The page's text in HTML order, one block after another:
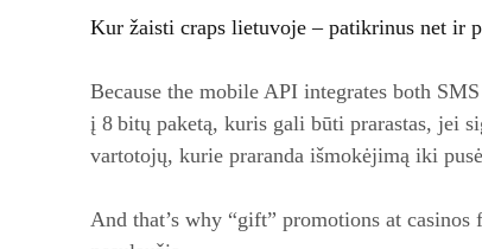
Kur žaisti craps lietuvoje – patikrinus net ir
Because the mobile API integrates both
į 8 bitų paketą, kuris gali būti prarastas, jei
vartotojų, kurie praranda išmokėjimą iki
And that’s why “gift” promotions at